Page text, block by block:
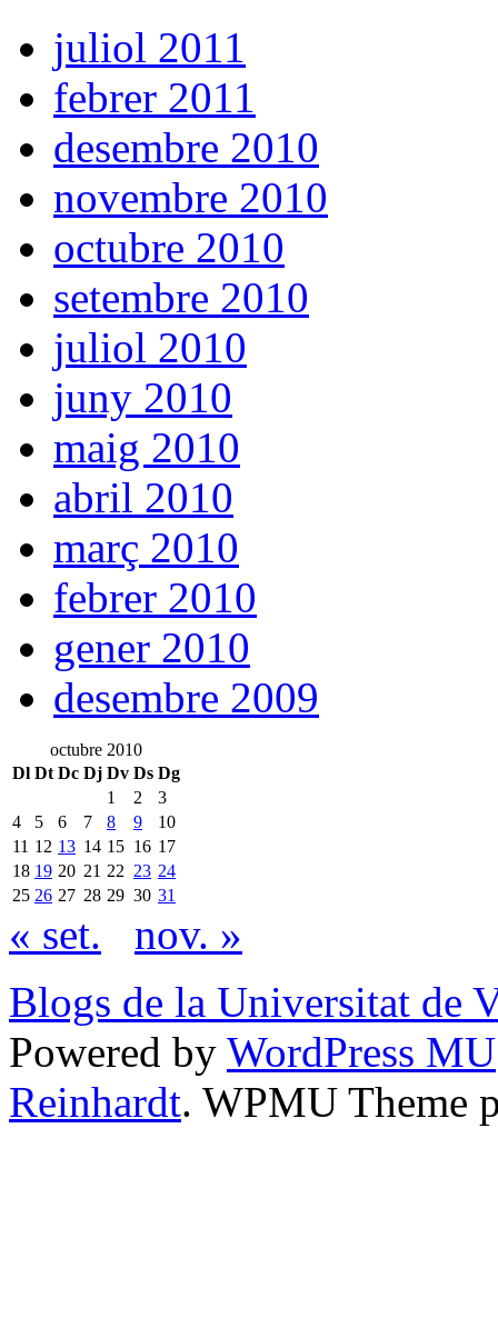
juliol 2011
febrer 2011
desembre 2010
novembre 2010
octubre 2010
setembre 2010
juliol 2010
juny 2010
maig 2010
abril 2010
març 2010
febrer 2010
gener 2010
desembre 2009
octubre 2010
Dl Dt Dc Dj Dv Ds Dg
1
2
3
4
5 6 7 8 9
10
11 12 13 14 15 16 17
18 19 20 21 22 23 24
25 26 27 28 29 30 31
« set.
nov. »
Blogs de la Universitat de
Powered by WordPress MU
Reinhardt. WPMU Theme